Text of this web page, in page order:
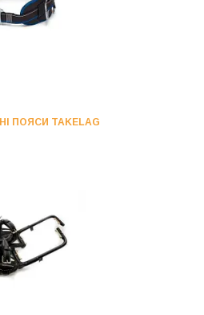
ПОЯСИ TAKELAG